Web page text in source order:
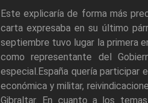
Este explicaría de forma más
carta expresaba en su último
septiembre tuvo lugar la primera
como representante del
especial.España quería participar
económica y militar,
Gibraltar. En cuanto a los